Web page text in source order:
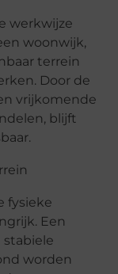
werkwijze
woonwijk,
terrein
Door de
vrijkomende
blijft
fysieke
Een
stabiele
worden